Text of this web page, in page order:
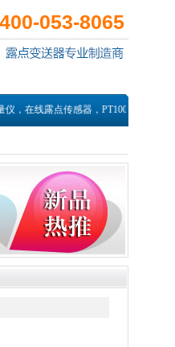
053-8065
在线露点传感器，PT100温度传感